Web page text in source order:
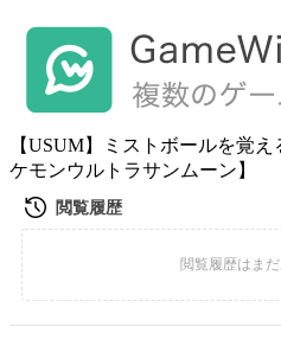
【USUM】ミストボールを覚
ケモンウルトラサンムーン】